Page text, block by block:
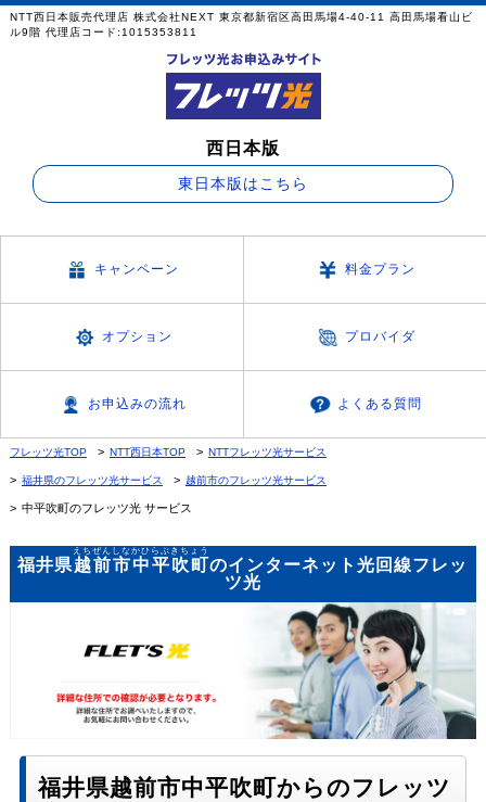
NTT西日本販売代理店 株式会社NEXT 東京都新宿区高田馬場4-40-11 高田馬場看山ビ
ル9階 代理店コード:1015353811
西日本版
東日本版はこちら
キャンペーン 料金プラン
オプション プロバイダ
お申込みの流れ よくある質問
フレッツ光TOP NTT西日本TOP NTTフレッツ光サービス
福井県のフレッツ光サービス 越前市のフレッツ光サービス
中平吹町のフレッツ光 サービス
福井県越前市中平吹町
えちぜんしなかひらぶきちょう
のインターネット光回線フレッ
ツ光
福井県越前市中平吹町からのフレッツ